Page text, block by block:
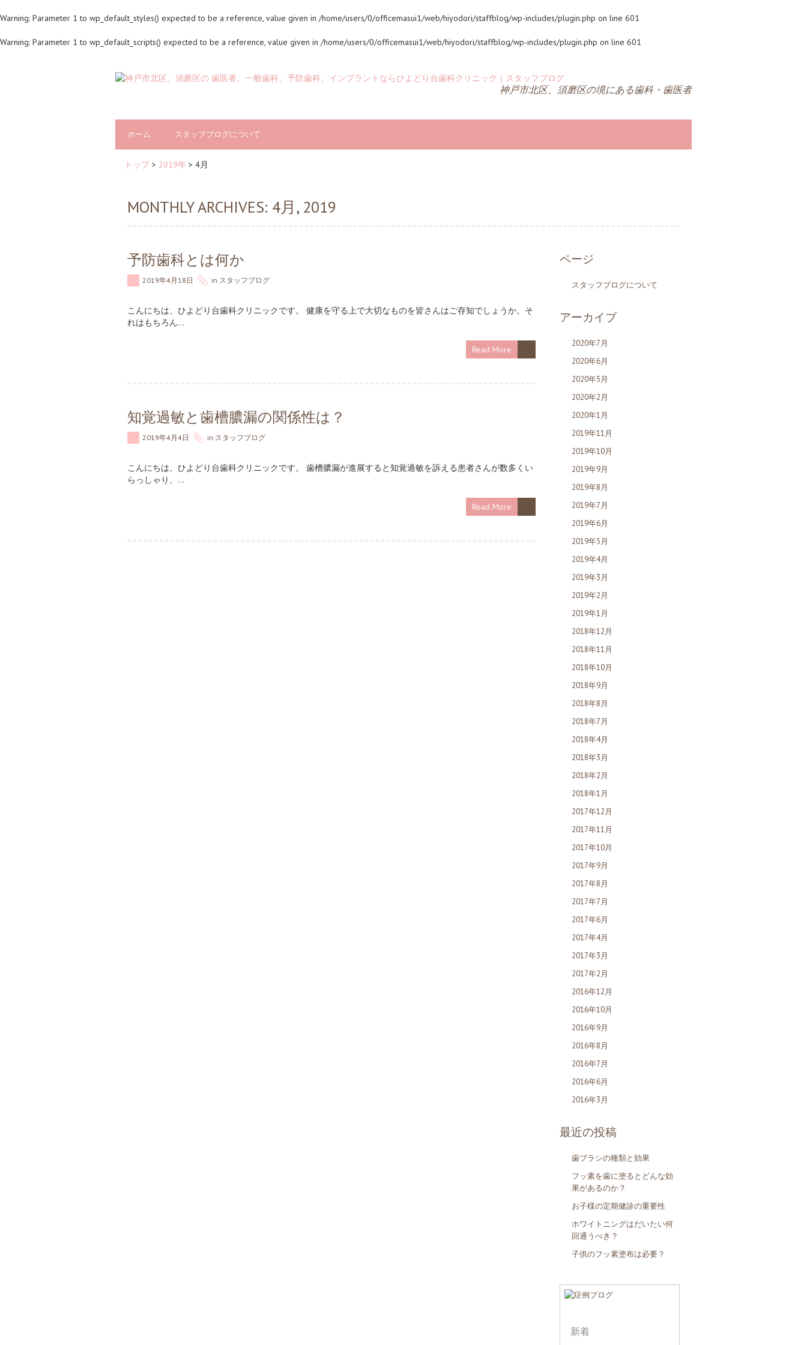
Warning: Parameter 1 to wp_default_styles() expected to be a reference, value given in /home/users/0/officemasui1/web/hiyodori/staffblog/wp-includes/plugin.php on line 601
Warning: Parameter 1 to wp_default_scripts() expected to be a reference, value given in /home/users/0/officemasui1/web/hiyodori/staffblog/wp-includes/plugin.php on line 601
神戸市北区、須磨区の境にある歯科・歯医者
ホーム スタッフブログについて
トップ> 2019年 > 4月
MONTHLY ARCHIVES: 4月, 2019
予防歯科とは何か
2019年4月18日 in スタッフブログ
こんにちは、ひよどり台歯科クリニックです。 健康を守る上で大切なものを皆さんはご存知でしょうか。そ
れはもちろん…
Read More
知覚過敏と歯槽膿漏の関係性は？
2019年4月4日 in スタッフブログ
こんにちは、ひよどり台歯科クリニックです。 歯槽膿漏が進展すると知覚過敏を訴える患者さんが数多くい
らっしゃり、…
Read More
ページ
スタッフブログについて
アーカイブ
2020年7月
2020年6月
2020年5月
2020年2月
2020年1月
2019年11月
2019年10月
2019年9月
2019年8月
2019年7月
2019年6月
2019年5月
2019年4月
2019年3月
2019年2月
2019年1月
2018年12月
2018年11月
2018年10月
2018年9月
2018年8月
2018年7月
2018年4月
2018年3月
2018年2月
2018年1月
2017年12月
2017年11月
2017年10月
2017年9月
2017年8月
2017年7月
2017年6月
2017年4月
2017年3月
2017年2月
2016年12月
2016年10月
2016年9月
2016年8月
2016年7月
2016年6月
2016年3月
最近の投稿
歯ブラシの種類と効果
フッ素を歯に塗るとどんな効
果があるのか？
お子様の定期健診の重要性
ホワイトニングはだいたい何
回通うべき？
子供のフッ素塗布は必要？
新着